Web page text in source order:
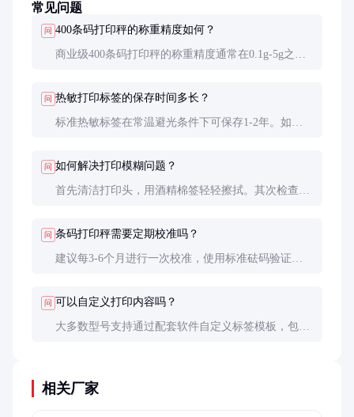
常见问题
问 400条码打印秤的称重精度如何？
商业级400条码打印秤的称重精度通常在0.1g-5g之
问 热敏打印标签的保存时间多长？
标准热敏标签在常温避光条件下可保存1-2年。如需
问 如何解决打印模糊问题？
首先清洁打印头，用酒精棉签轻轻擦拭。其次检查热
问 条码打印秤需要定期校准吗？
建议每3-6个月进行一次校准，使用标准砝码验证。
问 可以自定义打印内容吗？
大多数型号支持通过配套软件自定义标签模板，包括
相关厂家